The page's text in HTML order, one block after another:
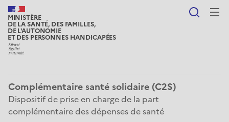
MINISTÈRE
DE LA SANTÉ, DES FAMILLES,
DE L'AUTONOMIE
ET DES PERSONNES HANDICAPÉES
Complémentaire santé solidaire (C2S)
Dispositif de prise en charge de la part
complémentaire des dépenses de santé